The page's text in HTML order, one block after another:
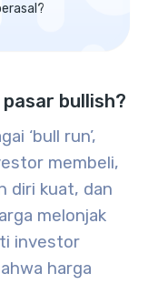
bullish?
‘bull run’,
membeli,
diri kuat, dan
melonjak
investor
harga